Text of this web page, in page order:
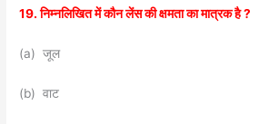
19. निम्नलिखित में कौन लेंस की क्षमता का मात्रक है ?
(a) जूल
(b) वाट